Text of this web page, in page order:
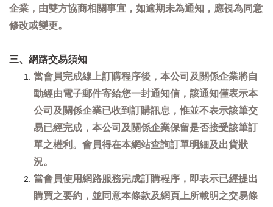
企業，由雙方協商相關事宜，如逾期未為通知，應視為同意
修改或變更。
三、網路交易須知
當會員完成線上訂購程序後，本公司及關係企業將自
動經由電子郵件寄給您一封通知信，該通知僅表示本
公司及關係企業已收到訂購訊息，惟並不表示該筆交
易已經完成，本公司及關係企業保留是否接受該筆訂
單之權利。會員得在本網站查詢訂單明細及出貨狀
況。
當會員使用網路服務完成訂購程序，即表示已經提出
購買之要約，並同意本條款及網頁上所載明之交易條